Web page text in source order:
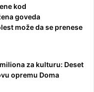
kod
goveda
može da se prenese
za kulturu: Deset
opremu Doma